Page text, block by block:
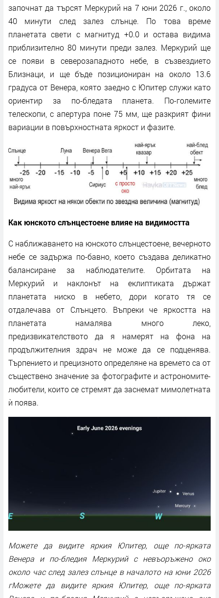
започнат да търсят Меркурий на 7 юни 2026 г., около
40 минути след залез слънце. По това време
планетата свети с магнитуд +0.0 и остава видима
приблизително 80 минути преди залез. Меркурий ще
се появи в северозападното небе, в съзвездието
Близнаци, и ще бъде позициониран на около 13.6
градуса от Венера, която заедно с Юпитер служи като
ориентир за по-бледата планета. По-големите
телескопи, с апертура поне 75 мм, ще разкрият фини
вариации в повърхностната яркост и фазите.
Как юнското слънцестоене влияе на видимостта
С наближаването на юнското слънцестоене, вечерното
небе се задържа по-бавно, което създава деликатно
балансиране за наблюдателите. Орбитата на
Меркурий и наклонът на еклиптиката държат
планетата ниско в небето, дори когато тя се
отдалечава от Слънцето. Въпреки че яркостта на
планетата намалява много леко,
предизвикателството да я намерят на фона на
продължителния здрач не може да се подценява.
Търпението и прецизното определяне на времето са от
съществено значение за фотографите и астрономите-
любители, които се стремят да заснемат мимолетната
ѝ поява.
Можете да видите яркия Юпитер, още по-ярката
Венера и по-бледия Меркурий с невъоръжено око
около час след залез слънце в началото на юни 2026
гМожете да видите яркия Юпитер, още по-ярката